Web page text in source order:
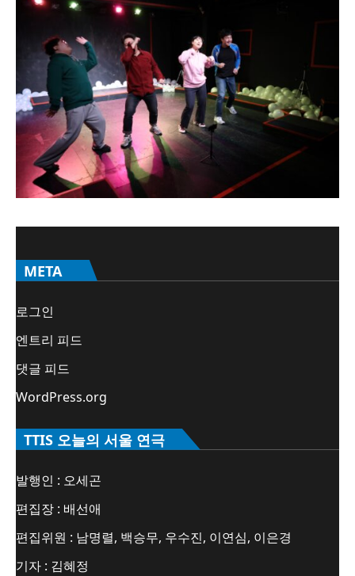
META
로그인
엔트리 피드
댓글 피드
WordPress.org
TTIS 오늘의 서울 연극
발행인 : 오세곤
편집장 : 배선애
편집위원 : 남명렬, 백승무, 우수진, 이연심, 이은경
기자 : 김혜정